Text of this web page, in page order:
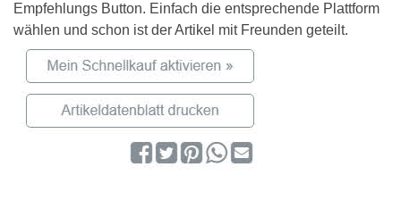
Empfehlungs Button. Einfach die entsprechende Plattform
wählen und schon ist der Artikel mit Freunden geteilt.